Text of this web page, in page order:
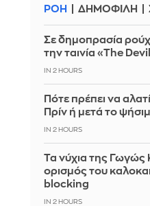
ΡΟΗ ΔΗΜΟΦΙΛΗ
Σε δημοπρασία
την ταινία «The
IN 2 HOURS
Πότε πρέπει να
Πρίν ή μετά το
IN 2 HOURS
Τα νύχια της Γωγώς
ορισμός του
blocking
IN 2 HOURS